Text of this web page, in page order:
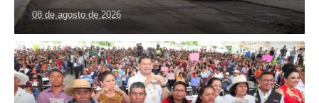
08 de agosto de 2026